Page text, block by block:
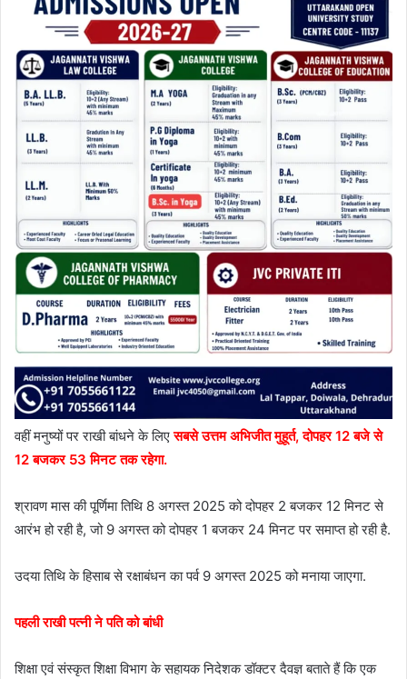
वहीं मनुष्यों पर राखी बांधने के लिएसबसे उत्तम अभिजीत मुहूर्त, दोपहर 12 बजे से
12 बजकर 53 मिनट तक रहेगा.
श्रावण मास की पूर्णिमा तिथि 8 अगस्त 2025 को दोपहर 2 बजकर 12 मिनट से
आरंभ हो रही है, जो 9 अगस्त को दोपहर 1 बजकर 24 मिनट पर समाप्त हो रही है.
उदया तिथि के हिसाब से रक्षाबंधन का पर्व 9 अगस्त 2025 को मनाया जाएगा.
पहली राखी पत्नी ने पति को बांधी
शिक्षा एवं संस्कृत शिक्षा विभाग के सहायक निदेशक डॉक्टर दैवज्ञ बताते हैं कि एक